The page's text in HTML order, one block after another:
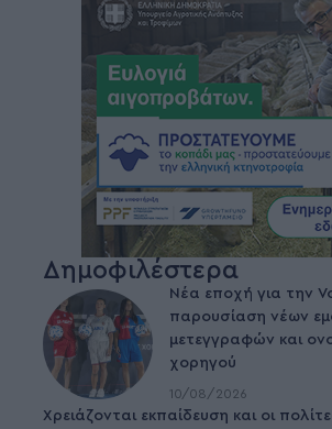
Δημοφιλέστερα
Νέα εποχή για την
παρουσίαση νέων
μετεγγραφών και
χορηγού
10/08/2026
Χρειάζονται εκπαίδευση και οι